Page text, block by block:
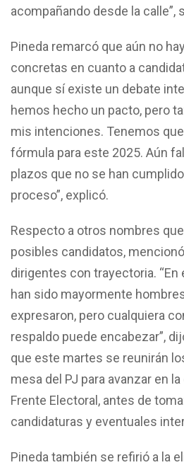
acompañando desde la calle”,
Pineda remarcó que aún no
concretas en cuanto a
aunque sí existe un debate
hemos hecho un pacto, pero
mis intenciones. Tenemos
fórmula para este 2025. Aún
plazos que no se han
proceso”, explicó.
Respecto a otros nombres
posibles candidatos,
dirigentes con trayectoria.
han sido mayormente
expresaron, pero cualquiera
respaldo puede encabezar”,
que este martes se reunirán
mesa del PJ para avanzar en
Frente Electoral, antes de
candidaturas y eventuales
Pineda también se refirió a la